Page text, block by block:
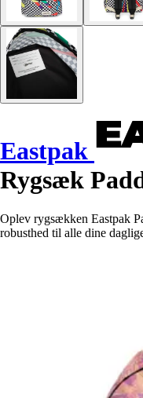
Eastpak
Rygsæk
Oplev rygsækken Eastpak
robusthed til alle dine